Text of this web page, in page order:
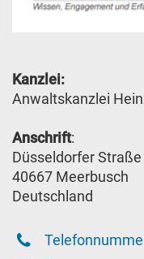
Kanzlei:
Anwaltskanzlei
Anschrift:
Düsseldorfer
40667 Meerbusch
Deutschland